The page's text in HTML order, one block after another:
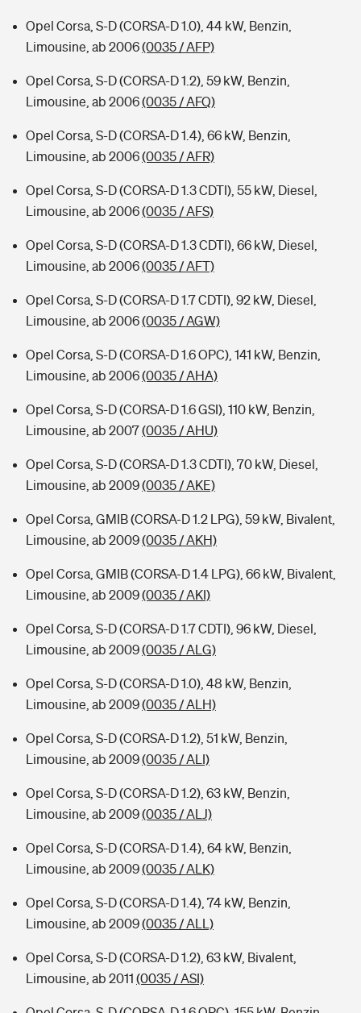
Opel Corsa, S-D (CORSA-D 1.0), 44 kW, Benzin,
Limousine, ab 2006(0035 / AFP)
Opel Corsa, S-D (CORSA-D 1.2), 59 kW, Benzin,
Limousine, ab 2006(0035 / AFQ)
Opel Corsa, S-D (CORSA-D 1.4), 66 kW, Benzin,
Limousine, ab 2006(0035 / AFR)
Opel Corsa, S-D (CORSA-D 1.3 CDTI), 55 kW, Diesel,
Limousine, ab 2006(0035 / AFS)
Opel Corsa, S-D (CORSA-D 1.3 CDTI), 66 kW, Diesel,
Limousine, ab 2006(0035 / AFT)
Opel Corsa, S-D (CORSA-D 1.7 CDTI), 92 kW, Diesel,
Limousine, ab 2006(0035 / AGW)
Opel Corsa, S-D (CORSA-D 1.6 OPC), 141 kW, Benzin,
Limousine, ab 2006(0035 / AHA)
Opel Corsa, S-D (CORSA-D 1.6 GSI), 110 kW, Benzin,
Limousine, ab 2007(0035 / AHU)
Opel Corsa, S-D (CORSA-D 1.3 CDTI), 70 kW, Diesel,
Limousine, ab 2009(0035 / AKE)
Opel Corsa, GMIB (CORSA-D 1.2 LPG), 59 kW, Bivalent,
Limousine, ab 2009(0035 / AKH)
Opel Corsa, GMIB (CORSA-D 1.4 LPG), 66 kW, Bivalent,
Limousine, ab 2009(0035 / AKI)
Opel Corsa, S-D (CORSA-D 1.7 CDTI), 96 kW, Diesel,
Limousine, ab 2009(0035 / ALG)
Opel Corsa, S-D (CORSA-D 1.0), 48 kW, Benzin,
Limousine, ab 2009(0035 / ALH)
Opel Corsa, S-D (CORSA-D 1.2), 51 kW, Benzin,
Limousine, ab 2009(0035 / ALI)
Opel Corsa, S-D (CORSA-D 1.2), 63 kW, Benzin,
Limousine, ab 2009(0035 / ALJ)
Opel Corsa, S-D (CORSA-D 1.4), 64 kW, Benzin,
Limousine, ab 2009(0035 / ALK)
Opel Corsa, S-D (CORSA-D 1.4), 74 kW, Benzin,
Limousine, ab 2009(0035 / ALL)
Opel Corsa, S-D (CORSA-D 1.2), 63 kW, Bivalent,
Limousine, ab 2011 (0035 / ASI)